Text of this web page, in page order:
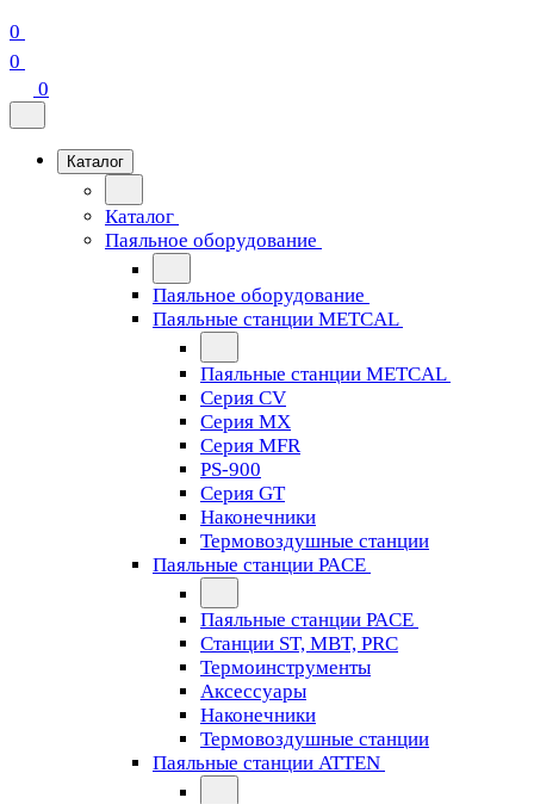
0
0
0
Каталог
Каталог
Паяльное оборудование
Паяльное оборудование
Паяльные станции METCAL
Паяльные станции METCAL
Серия CV
Серия MX
Серия MFR
PS-900
Серия GT
Наконечники
Термовоздушные станции
Паяльные станции PACE
Паяльные станции PACE
Станции ST, MBT, PRC
Термоинструменты
Аксессуары
Наконечники
Термовоздушные станции
Паяльные станции ATTEN